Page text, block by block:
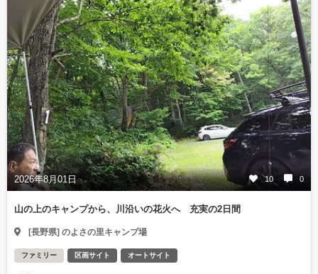
2026年8月01日 10 0
山の上のキャンプから、川沿いの花火へ 充実の2日間
[長野県] のよさの里キャンプ場
ファミリー 区画サイト オートサイト